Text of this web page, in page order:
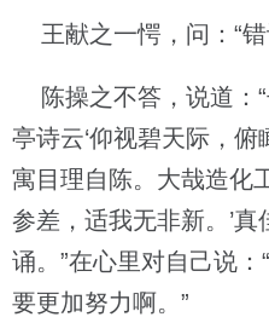
王献之一愕，问：“错
陈操之不答，说道：
亭诗云‘仰视碧天际，俯
寓目理自陈。大哉造化
参差，适我无非新。’
诵。”在心里对自己说
要更加努力啊。”